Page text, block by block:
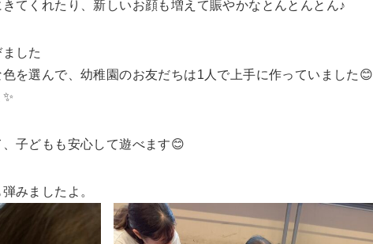
てくれたり、新しいお顔も増えて賑やかなとんとんとん♪
した
を選んで、幼稚園のお友だちは1人で上手に作っていました😊
子どもも安心して遊べます😊
みましたよ。